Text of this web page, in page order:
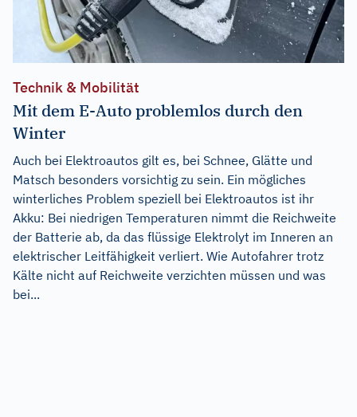
Technik & Mobilität
Mit dem E-Auto problemlos durch den
Winter
Auch bei Elektroautos gilt es, bei Schnee, Glätte und
Matsch besonders vorsichtig zu sein. Ein mögliches
winterliches Problem speziell bei Elektroautos ist ihr
Akku: Bei niedrigen Temperaturen nimmt die Reichweite
der Batterie ab, da das flüssige Elektrolyt im Inneren an
elektrischer Leitfähigkeit verliert. Wie Autofahrer trotz
Kälte nicht auf Reichweite verzichten müssen und was
bei...